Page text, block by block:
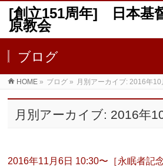
[創立151周年] 日本基
原教会
ブログ
HOME » ブログ » 月別アーカイブ: 2016年10
月別アーカイブ: 2016年
2016年11月6日 10:30〜［永眠者記